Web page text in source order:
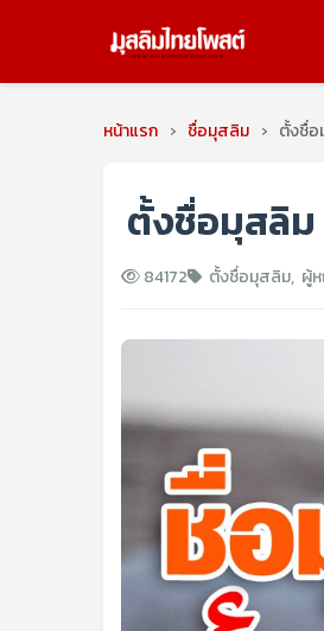
หน้าแรก › ชื่อมุสลิม › ตั้งชื่
ตั้งชื่อมุสลิ
84172 ตั้งชื่อมุสลิม, ผู้